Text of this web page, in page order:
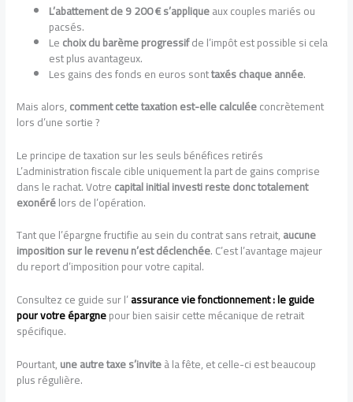
L’abattement de 9 200 € s’appliqueaux couples mariés ou
pacsés.
Lechoix du barème progressifde l’impôt est possible si cela
est plus avantageux.
Les gains des fonds en euros sonttaxés chaque année.
Mais alors,comment cette taxation est-elle calculéeconcrètement
lors d’une sortie ?
Le principe de taxation sur les seuls bénéfices retirés
L’administration fiscale cible uniquement la part de gains comprise
dans le rachat. Votrecapital initial investi reste donc totalement
exonérélors de l’opération.
Tant que l’épargne fructifie au sein du contrat sans retrait,aucune
imposition sur le revenu n’est déclenchée. C’est l’avantage majeur
du report d’imposition pour votre capital.
Consultez ce guide sur l’assurance vie fonctionnement : le guide
pour votre épargnepour bien saisir cette mécanique de retrait
spécifique.
Pourtant,une autre taxe s’inviteà la fête, et celle-ci est beaucoup
plus régulière.